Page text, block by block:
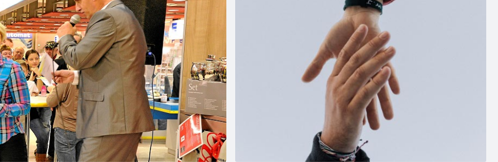
: Trying to access array offset on value of type bool in
/home/pacs/tgr09/users/website/doms/www.helfen-
hilft.de/htdocs-ssl/app/plugins/oxygen/component-
framework/components/classes/code-
block.class.php(133) : eval()'d code